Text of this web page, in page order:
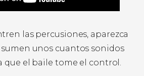
las percusiones, aparezca
unos cuantos sonidos
que el baile tome el control.